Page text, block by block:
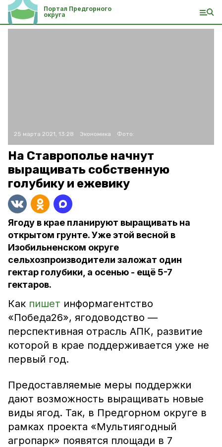
Портал Предгорного
округа
25 марта 2021, 13:28 Экономика Фото:
На Ставрополье начнут
выращивать собственную
голубику и ежевику
Ягоду в крае планируют выращивать на
открытом грунте. Уже этой весной в
Изобильненском округе
сельхозпроизводители заложат один
гектар голубики, а осенью - ещё 5-7
гектаров.
Как пишет информагентство
«Победа26», ягодоводство —
перспективная отрасль АПК, развитие
которой в крае поддерживается уже не
первый год.
Предоставляемые меры поддержки
дают возможность выращивать новые
виды ягод. Так, в Предгорном округе в
рамках проекта «Мультиягодный
агропарк» появятся площади в 7